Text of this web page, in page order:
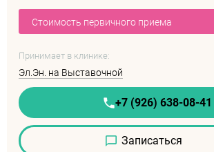
Стоимость первичного приема
Принимает в клинике:
Эл.Эн. на Выставочной
+7 (926) 638-08-41
Записаться